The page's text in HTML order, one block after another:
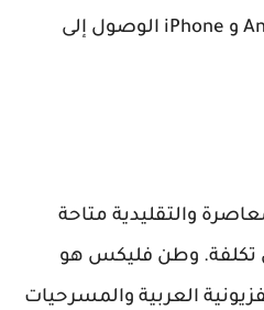
و iPhone الوصول إلى
والتقليدية متاحة
تكلفة. وطن فليكس هو
العربية والمسرحيات